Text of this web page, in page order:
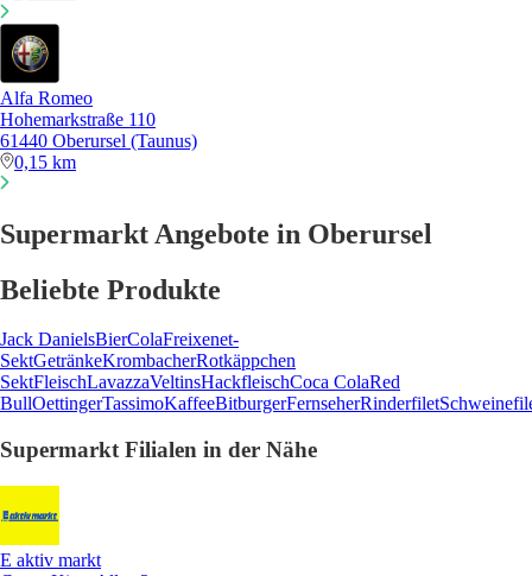
Alfa Romeo
Hohemarkstraße 110
61440 Oberursel (Taunus)
0,15 km
Supermarkt Angebote in Oberursel
Beliebte Produkte
Jack DanielsBierColaFreixenet-
SektGetränkeKrombacherRotkäppchen
SektFleischLavazzaVeltinsHackfleischCoca ColaRed
BullOettingerTassimoKaffeeBitburgerFernseherRinderfilet
Supermarkt Filialen in der Nähe
E aktiv markt